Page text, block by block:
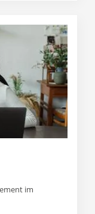
im